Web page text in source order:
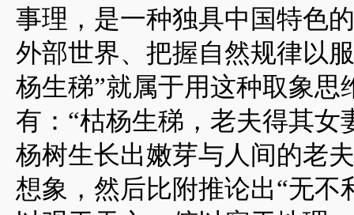
事理，是一种独具中国特色
外部世界、把握自然规律以
杨生稊”就属于用这种取象思
有：“枯杨生稊，老夫得其女
杨树生长出嫩芽与人间的老
想象，然后比附推论出“无不